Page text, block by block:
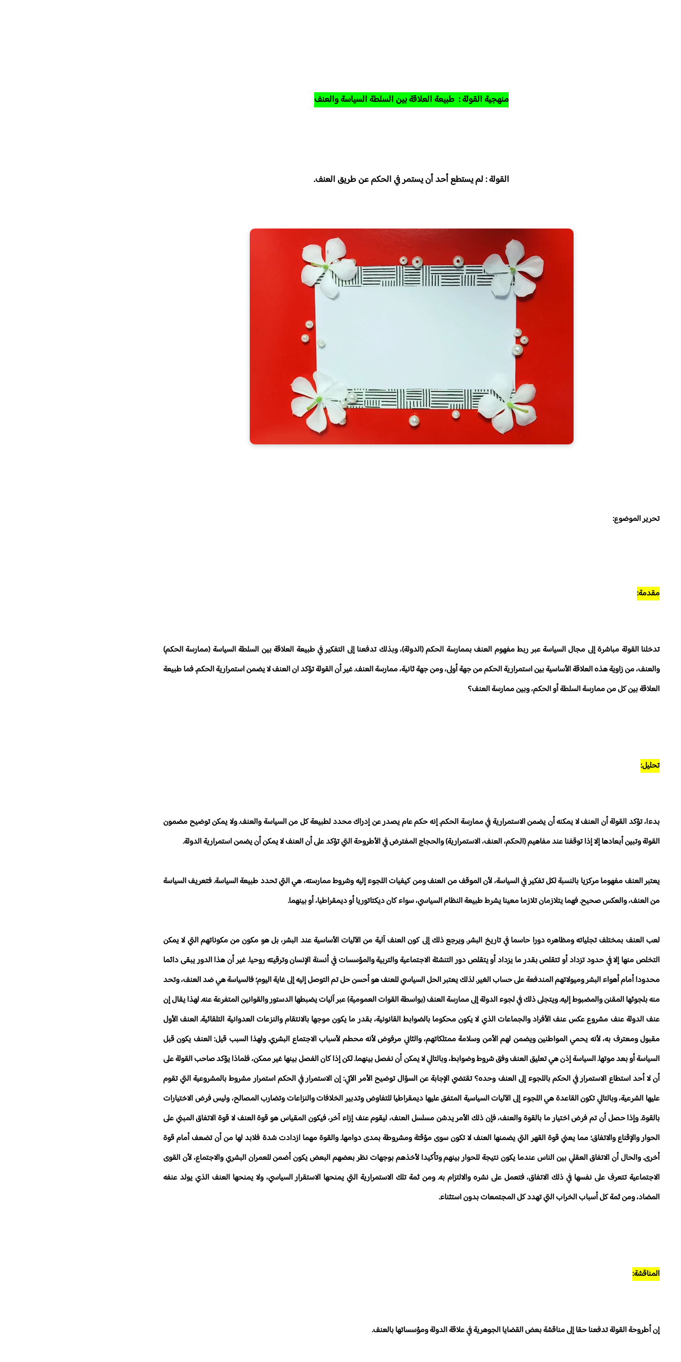
منهجية القولة : طبيعة العلاقة بين السلطة السياسة والعنف
القولة : لم يستطع أحد أن يستمر في الحكم عن طريق العنف.
تحرير الموضوع:
مقدمة:
تدخلنا القولة مباشرة إلى مجال السياسة عبر ربط مفهوم العنف بممارسة الحكم (الدولة)، وبذلك تدفعنا إلى التفكير في طبيعة العلاقة بين السلطة السياسة (ممارسة الحكم)
والعنف، من زاوية هذه العلاقة الأساسية بين استمرارية الحكم من جهة أولى، ومن جهة ثانية، ممارسة العنف. غير أن القولة تؤكد ان العنف لا يضمن استمرارية الحكم. فما طبيعة
العلاقة بين كل من ممارسة السلطة أو الحكم، وبين ممارسة العنف؟
تحليل:
بدءا، تؤكد القولة أن العنف لا يمكنه أن يضمن الاستمرارية في ممارسة الحكم. إنه حكم عام يصدر عن إدراك محدد لطبيعة كل من السياسة والعنف. ولا يمكن توضيح مضمون
القولة وتبين أبعادها إلا إذا توقفنا عند مفاهيم (الحكم، العنف، الاستمرارية) والحجاج المفترض في الأطروحة التي تؤكد على أن العنف لا يمكن أن يضمن استمرارية الدولة.
يعتبر العنف مفهوما مركزيا بالنسبة لكل تفكير في السياسة، لأن الموقف من العنف ومن كيفيات اللجوء إليه وشروط ممارسته، هي التي تحدد طبيعة السياسة. فتعريف السياسة
من العنف، والعكس صحيح. فهما يتلازمان تلازما معينا يشرط طبيعة النظام السياسي، سواء كان ديكتاتوريا أو ديمقراطيا، أو بينهما.
لعب العنف بمختلف تجلياته ومظاهره دورا حاسما في تاريخ البشر. ويرجع ذلك إلى كون العنف آلية من الآليات الأساسية عند البشر، بل هو مكون من مكوناتهم التي لا يمكن
التخلص منها إلا في حدود تزداد أو تتقلص بقدر ما يزداد أو يتقلص دور التنشئة الاجتماعية والتربية والمؤسسات في أنسنة الإنسان وترقيته روحيا. غير أن هذا الدور يبقى دائما
محدودا أمام أهواء البشر وميولاتهم المندفعة على حساب الغير. لذلك يعتبر الحل السياسي للعنف هو أحسن حل تم التوصل إليه إلى غاية اليوم؛ فالسياسة هي ضد العنف، وتحد
منه بلجوئها المقنن والمضبوط إليه. ويتجلى ذلك في لجوء الدولة إلى ممارسة العنف (بواسطة القوات العمومية) عبر آليات يضبطها الدستور والقوانين المتفرعة عنه. لهذا يقال إن
عنف الدولة عنف مشروع عكس عنف الأفراد والجماعات الذي لا يكون محكوما بالضوابط القانونية، بقدر ما يكون موجها بالانتقام والنزعات العدوانية التلقائية. العنف الأول
مقبول ومعترف به، لأنه يحمي المواطنين ويضمن لهم الأمن وسلامة ممتلكاتهم، والثاني مرفوض لأنه محطم لأسباب الاجتماع البشري. ولهذا السبب قيل: العنف يكون قبل
السياسة أو بعد موتها. السياسة إذن هي تعليق العنف وفق شروط وضوابط، وبالتالي لا يمكن أن نفصل بينهما. لكن إذا كان الفصل بينها غير ممكن، فلماذا يؤكد صاحب القولة على
أن لا أحد استطاع الاستمرار في الحكم باللجوء إلى العنف وحده؟ تقتضي الإجابة عن السؤال توضيح الأمر الآتي: إن الاستمرار في الحكم استمرار مشروط بالمشروعية التي تقوم
عليها الشرعية، وبالتالي تكون القاعدة هي اللجوء إلى الآليات السياسية المتفق عليها ديمقراطيا للتفاوض وتدبير الخلافات والنزاعات وتضارب المصالح، وليس فرض الاختيارات
بالقوة. وإذا حصل أن تم فرض اختيار ما بالقوة والعنف، فإن ذلك الأمر يدشن مسلسل العنف، ليقوم عنف إزاء آخر، فيكون المقياس هو قوة العنف لا قوة الاتفاق المبني على
الحوار والإقناع والاتفاق؛ مما يعني قوة القهر التي يضمنها العنف لا تكون سوى مؤقتة ومشروطة بمدى دوامها. والقوة مهما ازدادت شدة فلابد لها من أن تضعف أمام قوة
أخرى. والحال أن الاتفاق العقلي بين الناس عندما يكون نتيجة للحوار بينهم وتأكيدا لأخذهم بوجهات نظر بعضهم البعض يكون أضمن للعمران البشري والاجتماع، لأن القوى
الاجتماعية تتعرف على نفسها في ذلك الاتفاق، فتعمل على نشره والالتزام به. ومن ثمة تلك الاستمرارية التي يمنحها الاستقرار السياسي، ولا يمنحها العنف الذي يولد عنفه
المضاد، ومن ثمة كل أسباب الخراب التي تهدد كل المجتمعات بدون استثناء.
المناقشة:
إن أطروحة القولة تدفعنا حقا إلى مناقشة بعض القضايا الجوهرية في علاقة الدولة ومؤسساتها بالعنف.